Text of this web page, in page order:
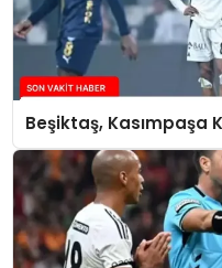
Beşiktaş, Kasımpaşa